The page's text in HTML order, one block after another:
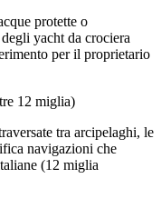
protette o
yacht da crociera
per il proprietario
12 miglia)
tra arcipelaghi, le
navigazioni che
(12 miglia